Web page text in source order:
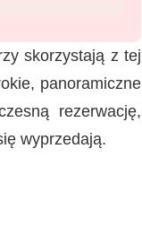
skorzystają z tej
panoramiczne
rezerwację,
wyprzedają.